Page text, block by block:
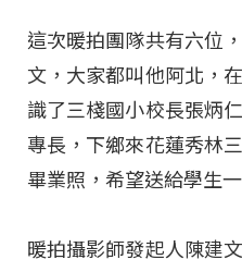
這次暖拍團隊共有六位
文，大家都叫他阿北，
識了三棧國小校長張炳
專長，下鄉來花蓮秀林
畢業照，希望送給學生
暖拍攝影師發起人陳建